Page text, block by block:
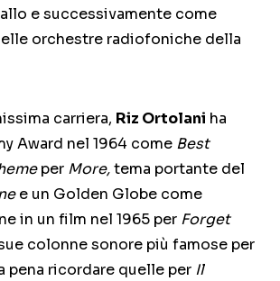
e successivamente come
orchestre radiofoniche della
carriera, Riz Ortolani ha
Award nel 1964 come Best
per More,tema portante del
e un Golden Globe come
in un film nel 1965 per Forget
colonne sonore più famose per
pena ricordare quelle per Il